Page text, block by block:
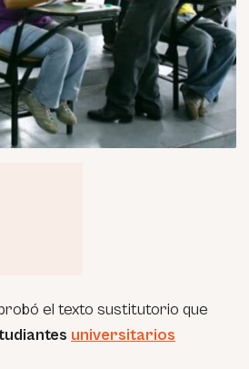
el texto sustitutorio que
universitarios